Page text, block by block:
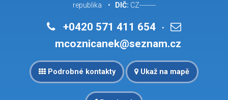
republika • DIČ: CZ--------
+0420 571 411 654 •
mcoznicanek@seznam.cz
Podrobné kontakty Ukaž na mapě